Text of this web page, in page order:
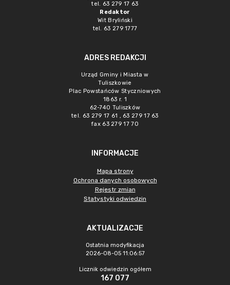
tel. 63 279 17 63
Redaktor
Wit Bryliński
tel. 63 279 1777
ADRES REDAKCJI
Urząd Gminy i Miasta w
Tuliszkowie
Plac Powstańców Styczniowych
1863 r. 1
62-740 Tuliszków
tel. 63 279 17 61 , 63 279 17 63
fax 63 279 17 70
INFORMACJE
Mapa strony
Ochrona danych osobowych
Rejestr zmian
Statystyki odwiedzin
AKTUALIZACJE
Ostatnia modyfikacja
2026-08-05 11:06:57
Licznik odwiedzin ogółem
167 077